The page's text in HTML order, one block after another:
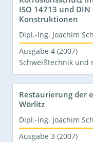
ISO 14713 und
Konstruktionen
Dipl.-Ing. Joachim
Ausgabe 4 (2007)
Schweißtechnik und
Restaurierung der
Wörlitz
Dipl.-Ing. Joachim
Ausgabe 3 (2007)